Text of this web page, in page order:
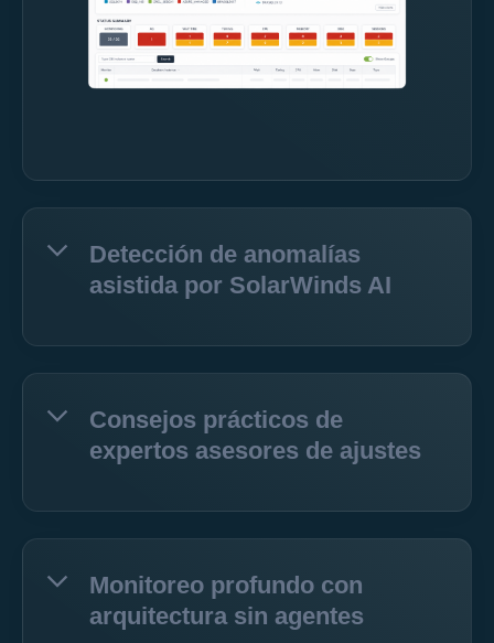
Detección de anomalías
asistida por SolarWinds AI
Consejos prácticos de
expertos asesores de ajustes
Monitoreo profundo con
arquitectura sin agentes